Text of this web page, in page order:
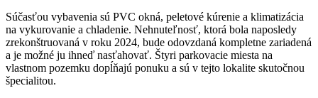
Súčasťou vybavenia sú PVC okná, peletové kúrenie a klimatizácia
na vykurovanie a chladenie. Nehnuteľnosť, ktorá bola naposledy
zrekonštruovaná v roku 2024, bude odovzdaná kompletne zariadená
a je možné ju ihneď nasťahovať. Štyri parkovacie miesta na
vlastnom pozemku dopĺňajú ponuku a sú v tejto lokalite skutočnou
špecialitou.